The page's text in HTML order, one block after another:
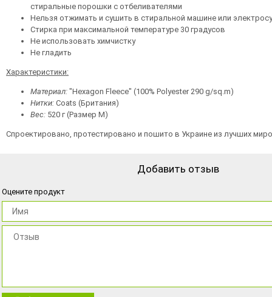
стиральные порошки с отбеливателями
Нельзя отжимать и сушить в стиральной машине или
Стирка при максимальной температуре 30 градусов
Не использовать химчистку
Не гладить
Характеристики:
Материал: "Hexagon Fleece" (100% Polyester 290 g/sq.m)
Нитки: Coats (Британия)
Вес: 520 г (Размер М)
Спроектировано, протестировано и пошито в Украине из лучших
Добавить отзыв
Оцените продукт